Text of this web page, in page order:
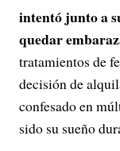
intentó junto a
quedar
tratamientos de
decisión de
confesado en
sido su sueño